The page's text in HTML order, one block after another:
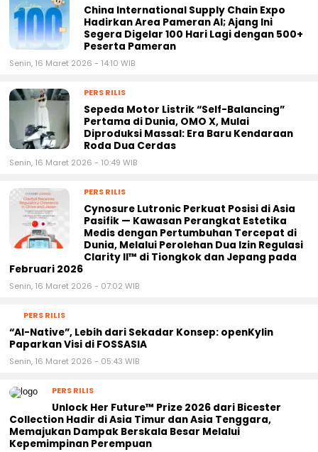
China International Supply Chain Expo
Hadirkan Area Pameran AI; Ajang Ini
Segera Digelar 100 Hari Lagi dengan 500+
Peserta Pameran
Senin, 16 Maret 2026 - 14:10 WIB
PERS RILIS
Sepeda Motor Listrik “Self-Balancing”
Pertama di Dunia, OMO X, Mulai
Diproduksi Massal: Era Baru Kendaraan
Roda Dua Cerdas
Senin, 16 Maret 2026 - 10:49 WIB
PERS RILIS
Cynosure Lutronic Perkuat Posisi di Asia
Pasifik — Kawasan Perangkat Estetika
Medis dengan Pertumbuhan Tercepat di
Dunia, Melalui Perolehan Dua Izin Regulasi
Clarity II™ di Tiongkok dan Jepang pada
Februari 2026
Senin, 16 Maret 2026 - 07:02 WIB
PERS RILIS
“AI-Native”, Lebih dari Sekadar Konsep: openKylin
Paparkan Visi di FOSSASIA
Senin, 16 Maret 2026 - 05:43 WIB
PERS RILIS
Unlock Her Future™ Prize 2026 dari Bicester
Collection Hadir di Asia Timur dan Asia Tenggara,
Memajukan Dampak Berskala Besar Melalui
Kepemimpinan Perempuan